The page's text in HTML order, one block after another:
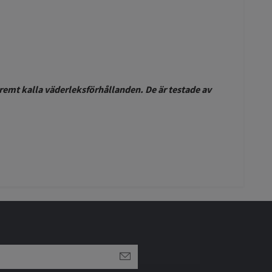
kalla väderleksförhållanden. De är testade av